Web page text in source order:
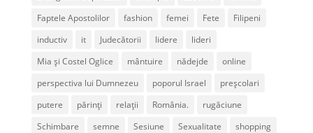
Faptele Apostolilor
fashion femei Fete
Filipeni
inductiv
it Judecătorii lidere
lideri
Mia și Costel Oglice
mântuire nădejde
online
perspectiva lui Dumnezeu
poporul Israel
preșcolari
putere
părinți relații România.
rugăciune
Schimbare
semne Sesiune Sexualitate
shopping